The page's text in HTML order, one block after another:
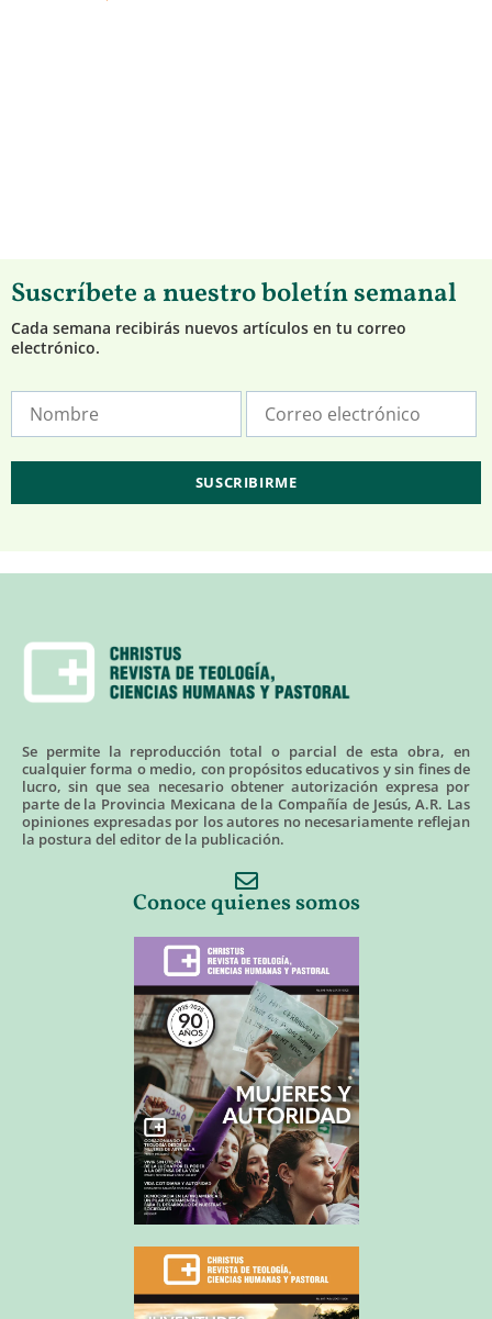
Suscríbete a nuestro boletín semanal
Cada semana recibirás nuevos artículos en tu correo
electrónico.
Se permite la reproducción total o parcial de esta obra, en
cualquier forma o medio, con propósitos educativos y sin fines de
lucro, sin que sea necesario obtener autorización expresa por
parte de la Provincia Mexicana de la Compañía de Jesús, A.R. Las
opiniones expresadas por los autores no necesariamente reflejan
la postura del editor de la publicación.
Conoce quienes somos